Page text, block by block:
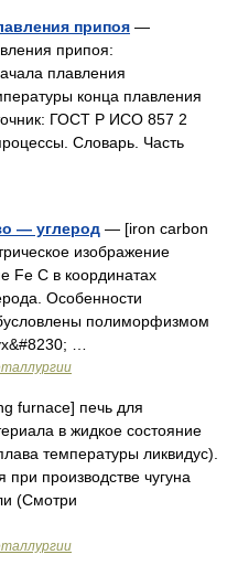
припоя —
припоя:
плавления
конца плавления
ГОСТ Р ИСО 857 2
Словарь. Часть
— углерод — [iron carbon
изображение
Fe C в координатах
Особенности
полиморфизмом
…
furnace] печь для
в жидкое состояние
температуры ликвидус).
производстве чугуна
(Смотри